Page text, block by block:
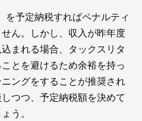
を予定納税すればペナルティ
ん。しかし、収入が昨年度
まれる場合、タックスリタ
とを避けるため余裕を持っ
ングをすることが推奨され
つつ、予定納税額を決めて
う。